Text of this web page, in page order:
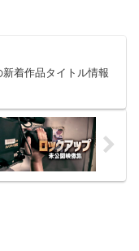
着作品タイトル情報